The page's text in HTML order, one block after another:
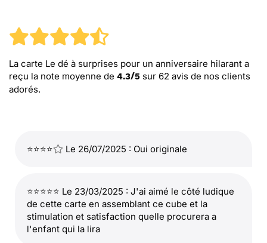
La carte Le dé à surprises pour un anniversaire hilarant a
reçu la note moyenne de 4.3/5 sur 62 avis de nos clients
adorés.
⭐⭐⭐⭐ Le 26/07/2025 : Oui originale
⭐⭐⭐⭐⭐ Le 23/03/2025 : J'ai aimé le côté ludique
de cette carte en assemblant ce cube et la
stimulation et satisfaction quelle procurera a
l'enfant qui la lira